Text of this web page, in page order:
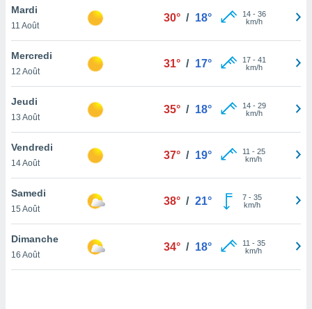
le
ainsi
un
la
du
en
de
Mardi
11 Août
30° / 18° 14- 36
km/h
Mercredi
12 Août
31° / 17° 17- 41
km/h
Jeudi
13 Août
35° / 18° 14- 29
km/h
Vendredi
14 Août
37° / 19° 11 - 25
km/h
Samedi
15 Août
38° / 21° 7- 35
km/h
Dimanche
16 Août
34° / 18° 11 - 35
km/h